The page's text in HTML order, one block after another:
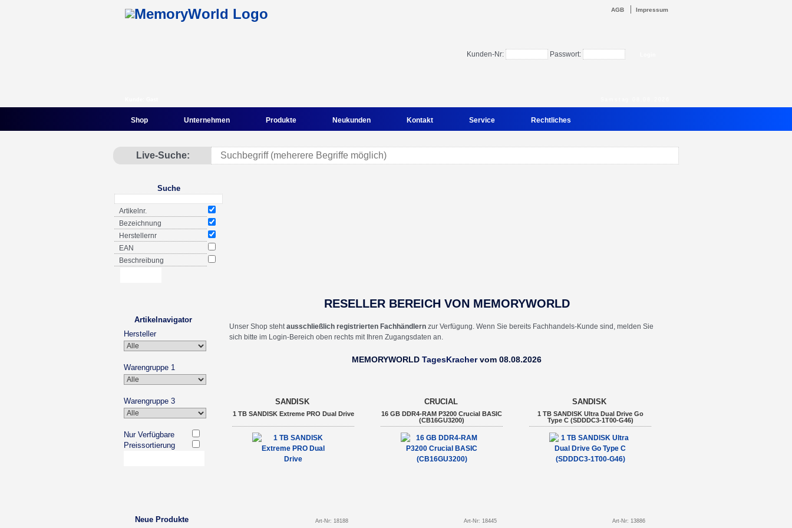
AGB Impressum
Kunden-Nr: Passwort:
Shop Unternehmen Produkte Neukunden Kontakt Service Rechtliches
Live-Suche:
Suche
Artikelnr.
Bezeichnung
Herstellernr
EAN
Beschreibung
Artikelnavigator
Hersteller
Warengruppe 1
Warengruppe 3
Nur Verfügbare
Preissortierung
Neue Produkte
RESELLER BEREICH VON MEMORYWORLD
Unser Shop stehtausschließlich registrierten Fachhändlern zur Verfügung. Wenn Sie bereits Fachhandels-Kunde sind, melden Sie
sich bitte im Login-Bereich oben rechts mit Ihren Zugangsdaten an.
MEMORYWORLD TagesKrachervom 08.08.2026
SANDISK
1 TB SANDISK Extreme PRO Dual Drive
Art-Nr: 18188
CRUCIAL
16 GB DDR4-RAM P3200 Crucial BASIC
(CB16GU3200)
Art-Nr: 18445
SANDISK
1 TB SANDISK Ultra Dual Drive Go
Type C (SDDDC3-1T00-G46)
Art-Nr: 13886